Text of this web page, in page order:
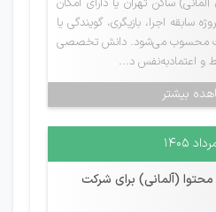
سابقه اجرا، بازیگری، گویندگی یا
محسوب می‌شود. دانش تخصصی
و اعتمادبه‌نفس د...
بیشتر
(آلمانی) برای شرکت